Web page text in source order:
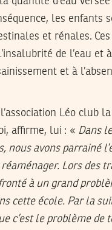
les enfants
et rénales.
de l’eau et
et à
Léo club
affirme, lui : « Dans
nous avons parrainé
Lors des
à un grand
cette école. Par la
c’est le problème de